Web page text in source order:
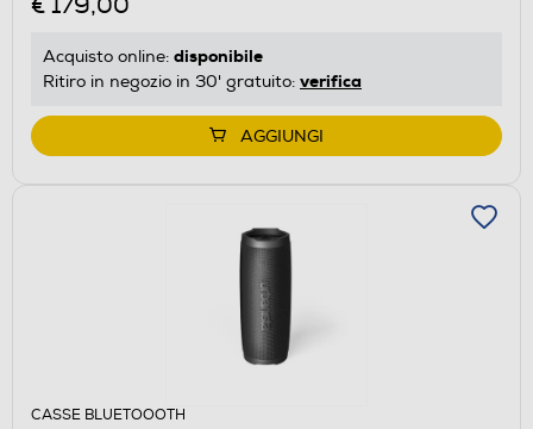
Acquisto online: disponibile
Ritiro in negozio in 30' gratuito: verifica
AGGIUNGI
CASSE BLUETOOOTH